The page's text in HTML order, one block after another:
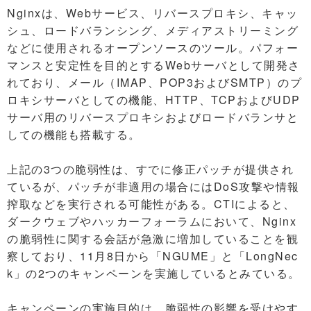
Nginxは、Webサービス、リバースプロキシ、キャッ
シュ、ロードバランシング、メディアストリーミング
などに使用されるオープンソースのツール。パフォー
マンスと安定性を目的とするWebサーバとして開発さ
れており、メール（IMAP、POP3およびSMTP）のプ
ロキシサーバとしての機能、HTTP、TCPおよびUDP
サーバ用のリバースプロキシおよびロードバランサと
しての機能も搭載する。
上記の3つの脆弱性は、すでに修正パッチが提供され
ているが、パッチが非適用の場合にはDoS攻撃や情報
搾取などを実行される可能性がある。CTIによると、
ダークウェブやハッカーフォーラムにおいて、Nginx
の脆弱性に関する会話が急激に増加していることを観
察しており、11月8日から「NGUME」と「LongNec
k」の2つのキャンペーンを実施しているとみている。